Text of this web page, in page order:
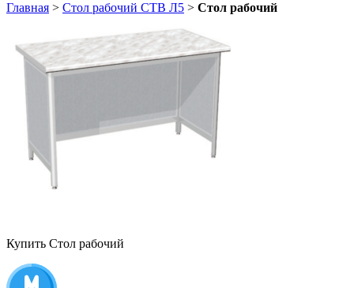
Главная > Стол рабочий СТВ Л5 > Стол рабочий
Купить Стол рабочий